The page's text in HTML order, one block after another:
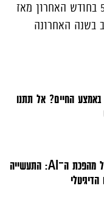
הכולל בעיקר חברות סייבר, עלה בכ-5% בחודש האחרון מאז
בשנה האחרונה
החיים? אל תתנו
מאחורי הקלעים של מהפכת ה־AI: התעשייה